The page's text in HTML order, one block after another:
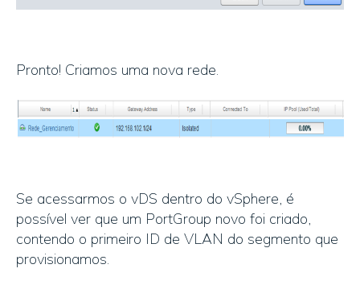
Pronto! Criamos uma nova rede.
Se acessarmos o vDS dentro do vSphere, é
possível ver que um PortGroup novo foi criado,
contendo o primeiro ID de VLAN do segmento que
provisionamos.